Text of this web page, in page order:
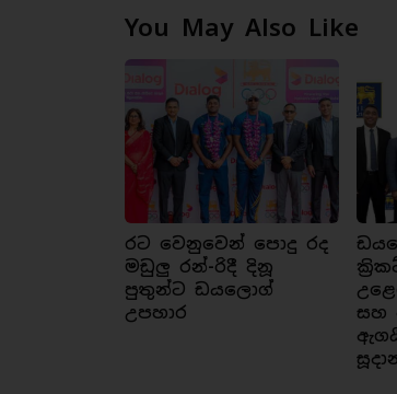
You May Also Like
රට වෙනුවෙන් පොදු රද
මඩුලු රන්-රිදී දිනූ
පුතුන්ට ඩයලොග්
උපහාර
සහ